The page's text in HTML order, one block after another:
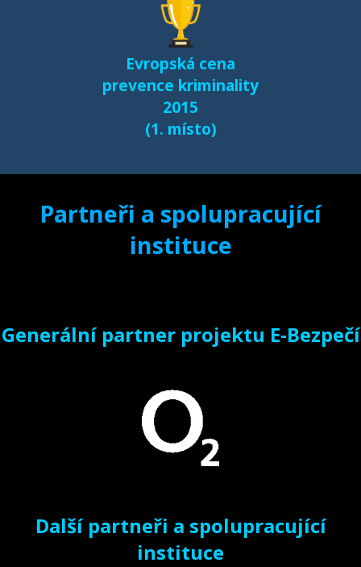
Evropská cena
prevence kriminality
2015
(1. místo)
Partneři a spolupracující
instituce
Generální partner projektu E-Bezpečí
Další partneři a spolupracující
instituce